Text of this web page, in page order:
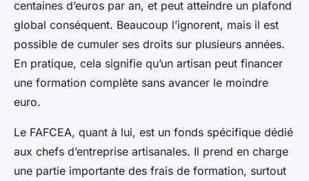
centaines d’euros par an, et peut atteindre un plafond
global conséquent. Beaucoup l’ignorent, mais il est
possible de cumuler ses droits sur plusieurs années.
En pratique, cela signifie qu’un artisan peut financer
une formation complète sans avancer le moindre
euro.
Le FAFCEA, quant à lui, est un fonds spécifique dédié
aux chefs d’entreprise artisanales. Il prend en charge
une partie importante des frais de formation, surtout